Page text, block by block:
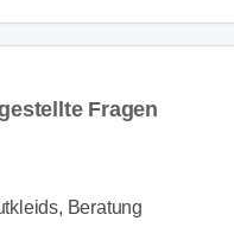
Fragen
Beratung